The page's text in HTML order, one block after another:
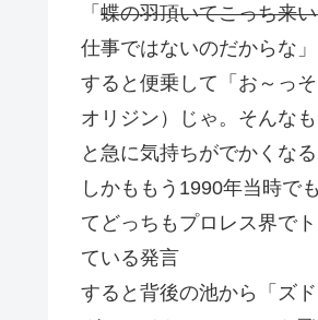
「 蝶の羽頂いてこっち来
仕事ではないのだからな
すると便乗して「お～っ
オリジン）じゃ。そんな
と急に気持ちがでかくな
しかももう1990年当時で
てどっちもプロレス界で
ている発言
すると背後の池から「ズ